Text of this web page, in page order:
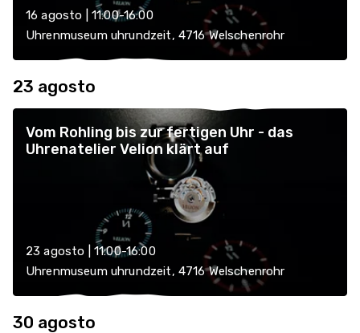
16 agosto | 11:00-16:00
Uhrenmuseum uhrundzeit, 4716 Welschenrohr
23 agosto
Vom Rohling bis zur fertigen Uhr - das
Uhrenatelier Velion klärt auf
23 agosto | 11:00-16:00
Uhrenmuseum uhrundzeit, 4716 Welschenrohr
30 agosto